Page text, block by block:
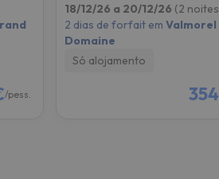
/pess.
18/12/26 a 20/12/26 (2
2 dias de forfait em
Domaine
Só alojamento